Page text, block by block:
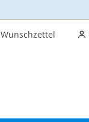
Wunschzettel